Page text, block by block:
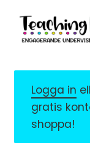
Hoppa
till
navigering
Gå
till
innehåll
MITT KONTO
GRATISMATERIAL
Logga in
gratis
shoppa!